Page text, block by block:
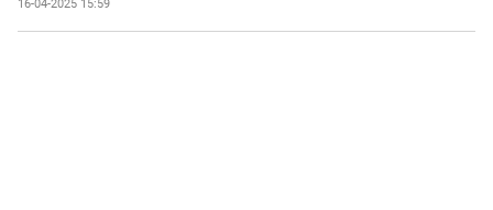
16-04-2025 15:59